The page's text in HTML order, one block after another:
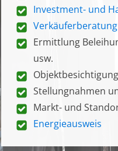
Investment- und
Verkäuferberatung
Ermittlung
usw.
Stellungnahmen
Markt- und
Energieausweis